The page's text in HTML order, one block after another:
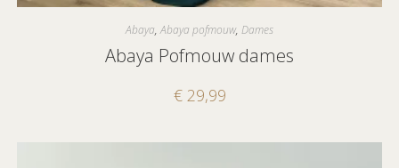
Abaya,Abaya pofmouw, Dames
Abaya Pofmouw dames
€29,99